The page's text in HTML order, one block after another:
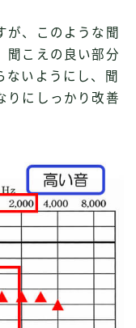
が、このような聞
聞こえの良い部分
ないようにし、聞
りにしっかり改善